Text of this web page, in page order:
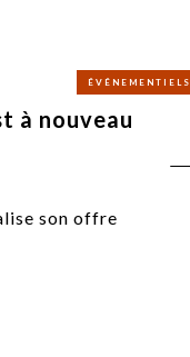
ÉVÉNEMENTIELS
à nouveau